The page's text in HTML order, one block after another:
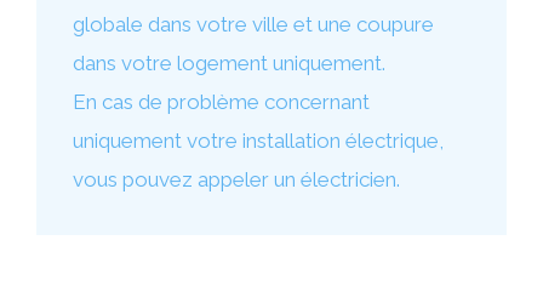
globale dans votre ville et une coupure
dans votre logement uniquement.
En cas de problème concernant
uniquement votre installation électrique,
vous pouvez appeler un électricien.